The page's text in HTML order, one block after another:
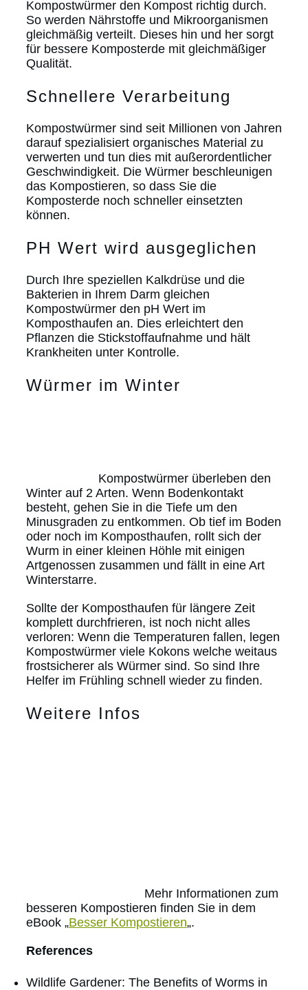
Kompostwürmer den Kompost richtig durch.
So werden Nährstoffe und Mikroorganismen
gleichmäßig verteilt. Dieses hin und her sorgt
für bessere Komposterde mit gleichmäßiger
Qualität.
Schnellere Verarbeitung
Kompostwürmer sind seit Millionen von Jahren
darauf spezialisiert organisches Material zu
verwerten und tun dies mit außerordentlicher
Geschwindigkeit. Die Würmer beschleunigen
das Kompostieren, so dass Sie die
Komposterde noch schneller einsetzten
können.
PH Wert wird ausgeglichen
Durch Ihre speziellen Kalkdrüse und die
Bakterien in Ihrem Darm gleichen
Kompostwürmer den pH Wert im
Komposthaufen an. Dies erleichtert den
Pflanzen die Stickstoffaufnahme und hält
Krankheiten unter Kontrolle.
Würmer im Winter
Kompostwürmer überleben den
Winter auf 2 Arten. Wenn Bodenkontakt
besteht, gehen Sie in die Tiefe um den
Minusgraden zu entkommen. Ob tief im Boden
oder noch im Komposthaufen, rollt sich der
Wurm in einer kleinen Höhle mit einigen
Artgenossen zusammen und fällt in eine Art
Winterstarre.
Sollte der Komposthaufen für längere Zeit
komplett durchfrieren, ist noch nicht alles
verloren: Wenn die Temperaturen fallen, legen
Kompostwürmer viele Kokons welche weitaus
frostsicherer als Würmer sind. So sind Ihre
Helfer im Frühling schnell wieder zu finden.
Weitere Infos
Mehr Informationen zum
besseren Kompostieren finden Sie in dem
eBook „Besser Kompostieren„.
References
Wildlife Gardener: The Benefits of Worms in